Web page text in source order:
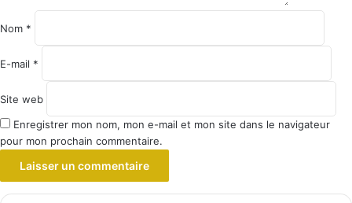
Nom *
E-mail *
Site web
Enregistrer mon nom, mon e-mail et mon site dans le navigateur
pour mon prochain commentaire.